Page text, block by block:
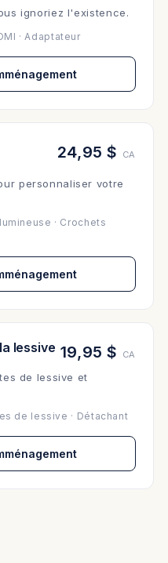
ignoriez l'existence.
· Adaptateur
24,95 $ CA
personnaliser votre
· Crochets
lessive 19,95 $ CA
de lessive et
de lessive · Détachant